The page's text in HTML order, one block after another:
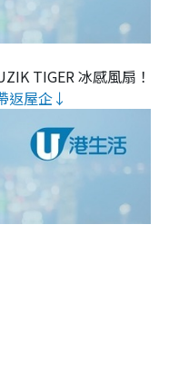
TIGER 冰感風扇！
返屋企↓